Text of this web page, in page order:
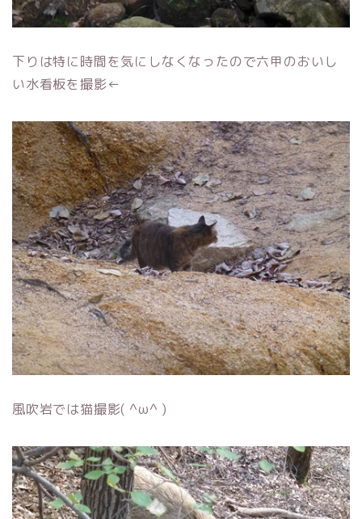
下りは特に時間を気にしなくなったので六甲のおいし
い水看板を撮影←
風吹岩では猫撮影( ^ω^ )